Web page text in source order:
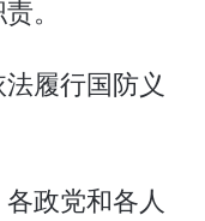
。
履行国防义
政党和各人